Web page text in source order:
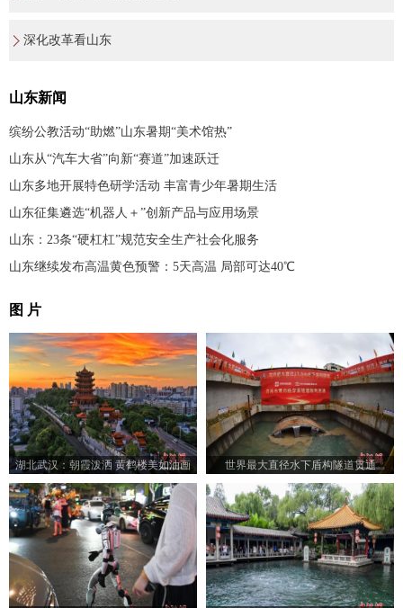
深化改革看山东
山东新闻
缤纷公教活动“助燃”山东暑期“美术馆热”
山东从“汽车大省”向新“赛道”加速跃迁
山东多地开展特色研学活动 丰富青少年暑期生活
山东征集遴选“机器人＋”创新产品与应用场景
山东：23条“硬杠杠”规范安全生产社会化服务
山东继续发布高温黄色预警：5天高温 局部可达40℃
图 片
湖北武汉：朝霞泼洒 黄鹤楼美如油画 世界最大直径水下盾构隧道贯通